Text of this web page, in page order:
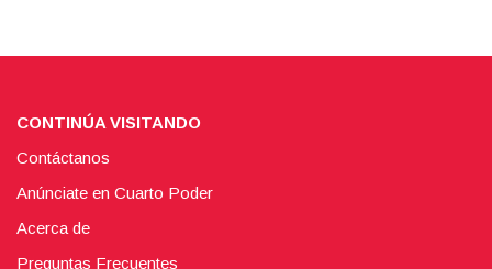
CONTINÚA VISITANDO
Contáctanos
Anúnciate en Cuarto Poder
Acerca de
Preguntas Frecuentes